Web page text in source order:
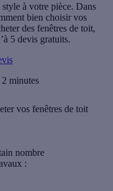
à votre pièce. Dans
bien choisir vos
des fenêtres de toit,
5 devis gratuits.
minutes
vos fenêtres de toit
nombre
: